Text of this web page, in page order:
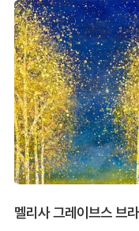
멜리사 그레이브스